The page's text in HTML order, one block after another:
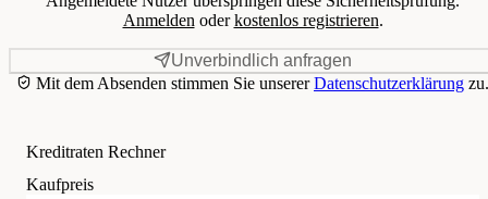
Anmelden oderkostenlos registrieren.
Unverbindlich anfragen
Mit dem Absenden stimmen Sie unsererDatenschutzerklärung zu.
Kreditraten Rechner
Kaufpreis